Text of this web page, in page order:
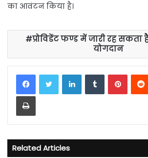
का आवंटन किया है।
प्रोविडेंट फण्ड में जारी रह
योगदान
LinkedInTumblr
Print
Related Articles